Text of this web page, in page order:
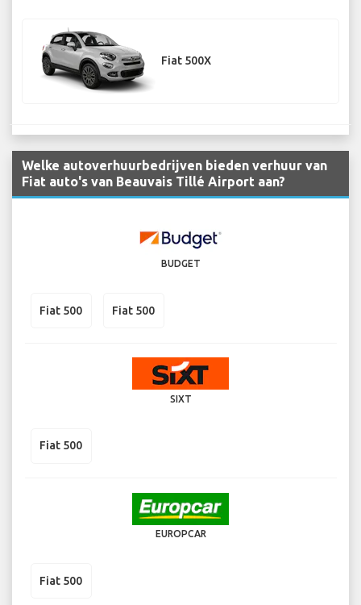
Fiat 500X
Welke autoverhuurbedrijven bieden verhuur van
Fiat auto's van Beauvais Tillé Airport aan?
BUDGET
Fiat 500 Fiat 500
SIXT
Fiat 500
EUROPCAR
Fiat 500